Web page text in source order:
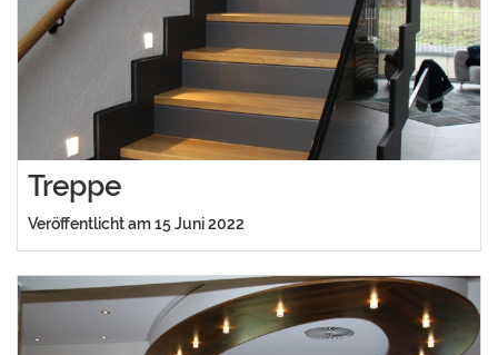
Treppe
Veröffentlicht am 15 Juni 2022